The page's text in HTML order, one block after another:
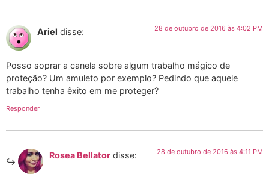
Ariel disse: 28 de outubro de 2016 às 4:02 PM
Posso soprar a canela sobre algum trabalho mágico de
proteção? Um amuleto por exemplo? Pedindo que aquele
trabalho tenha êxito em me proteger?
Responder
Rosea Bellator disse: 28 de outubro de 2016 às 4:11 PM